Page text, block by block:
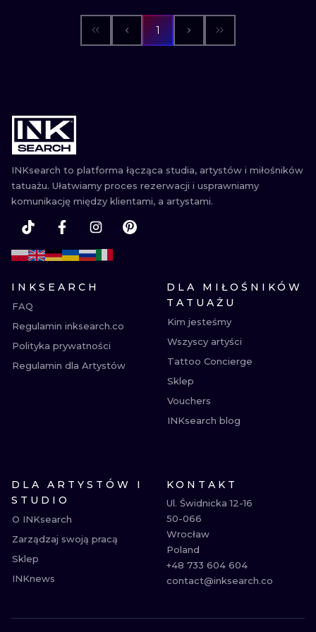
1
INKsearch to platforma łącząca studia, artystów i miłośników
tatuażu. Ułatwiamy proces rezerwacji i usprawniamy
komunikację między klientami, a artystami.
INKSEARCH
FAQ
Regulamin inksearch.co
Polityka prywatności
Regulamin dla Artystów
DLA MIŁOŚNIKÓW
TATUAŻU
Kim jesteśmy
Wszyscy artyści
Tattoo Concierge
Sklep
Vouchers
INKsearch blog
DLA ARTYSTÓW I
STUDIO
O INKsearch
Zarządzaj swoją pracą
Sklep
INKnews
KONTAKT
Ul. Świdnicka 12-16
50-066
Wrocław
Poland
+48 733 604 604
contact@inksearch.co